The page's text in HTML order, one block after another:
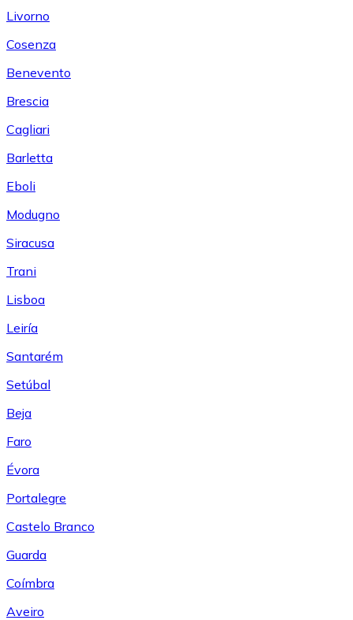
Livorno
Cosenza
Benevento
Brescia
Cagliari
Barletta
Eboli
Modugno
Siracusa
Trani
Lisboa
Leiría
Santarém
Setúbal
Beja
Faro
Évora
Portalegre
Castelo Branco
Guarda
Coímbra
Aveiro